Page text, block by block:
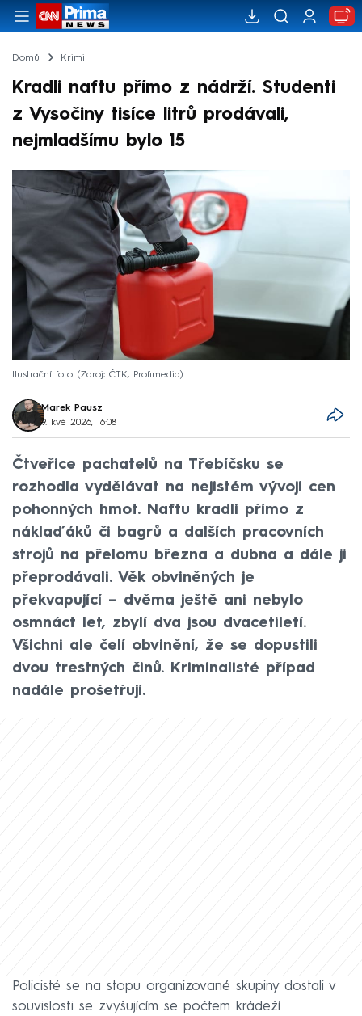
Domů Krimi
Kradli naftu přímo z nádrží. Studenti
z Vysočiny tisíce litrů prodávali,
nejmladšímu bylo 15
Ilustrační foto Zdroj: ČTK, Profimedia
Marek Pausz
9. kvě 2026, 16:08
Čtveřice pachatelů na Třebíčsku se
rozhodla vydělávat na nejistém vývoji cen
pohonných hmot. Naftu kradli přímo z
náklaďáků či bagrů a dalších pracovních
strojů na přelomu března a dubna a dále ji
přeprodávali. Věk obviněných je
překvapující – dvěma ještě ani nebylo
osmnáct let, zbylí dva jsou dvacetiletí.
Všichni ale čelí obvinění, že se dopustili
dvou trestných činů. Kriminalisté případ
nadále prošetřují.
Policisté se na stopu organizované skupiny dostali v
souvislosti se zvyšujícím se počtem krádeží